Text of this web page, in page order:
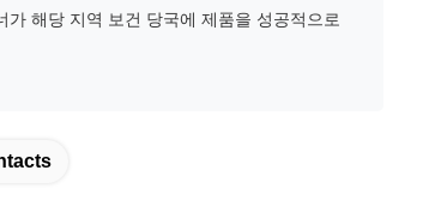
해당 지역 보건 당국에 제품을 성공적으로